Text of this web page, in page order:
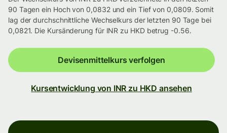
90 Tagen ein Hoch von 0,0832 und ein Tief von 0,0809. Somit
lag der durchschnittliche Wechselkurs der letzten 90 Tage bei
0,0821. Die Kursänderung für INR zu HKD betrug -0.56.
Devisenmittelkurs verfolgen
Kursentwicklung von INR zu HKD ansehen